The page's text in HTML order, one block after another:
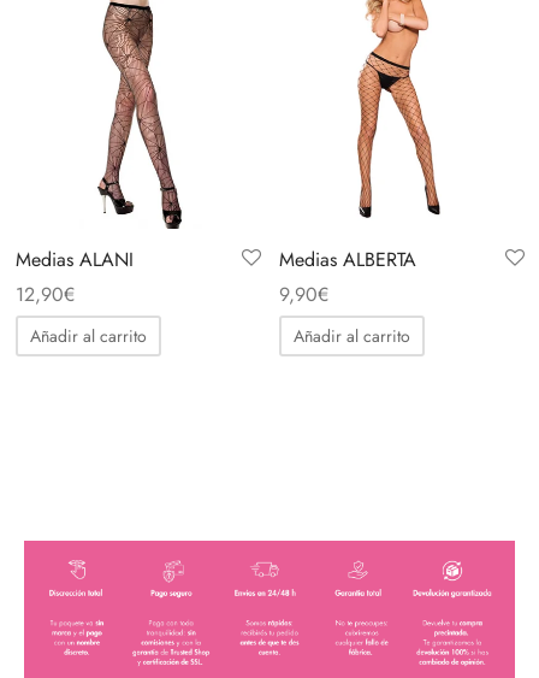
Acepto política de privacidad
Medias ALANI
12,90€
Añadir al carrito
Medias ALBERTA
9,90€
Añadir al carrito